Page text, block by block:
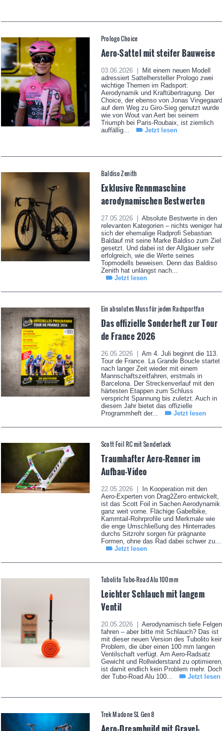
Prologo Choice
Aero-Sattel mit steifer Bauweise
03.06.2026 |
Mit einem neuen Modell
adressiert Sattelhersteller Prologo zwei
wichtige Themen im Radsport:
Aerodynamik und Kraftübertragung. Der
Choice, der ebenso von Jonas Vingegaard
auf dem Weg zu Giro-Sieg genutzt wurde
wie von Wout van Aert bei seinem
Triumph bei Paris-Roubaix, ist ziemlich
auffällig...
Jetzt lesen
Baldiso Zenith
Exklusive Rennmaschine
aerodynamischen Bestwerten
27.05.2026 |
Absolute Bestwerte in den
relevanten Kategorien – nichts weniger
sich der ehemalige Radprofi Sebastian
Baldauf mit seine Marke Baldiso zum Ziel
gesetzt. Und dabei ist der Allgäuer sehr
erfolgreich, wie die Werte seines
Topmodells beweisen. Denn das Baldiso
Zenith hat unlängst nach...
Jetzt lesen
Ein absolutes Muss für jeden Radsportfan
Das offizielle Sonderheft zur Tour
de France 2026
26.05.2026 |
Am 4. Juli beginnt die 113.
Tour de France. La Grande Boucle startet
nach langer Zeit wieder mit einem
Mannschaftszeitfahren, erstmals in
Barcelona. Der Streckenverlauf mit den
härtesten Etappen zum Schluss
verspricht Spannung bis zuletzt. Auch in
diesem Jahr bietet das offizielle
Programmheft der...
Jetzt lesen
Scott Foil RC mit Sonderlack
Traumhafter Aero-Renner im
Aufbau-Video
22.05.2026 |
In Kooperation mit den
Aero-Experten von Drag2Zero entwickelt,
ist das Scott Foil in Sachen Aerodynamik
ganz weit vorne. Flächige Gabelbike,
Kammtail-Rohrprofile und Merkmale wie
die enge Umschließung des Hinterrades
durchs Sitzrohr sorgen für prägnante
Formen, ohne das Rad dabei schwer zu...
Jetzt lesen
Tubolito Tubo-Road Alu 100 mm
Leichter Schlauch mit langem
Ventil
20.05.2026 |
Aerodynamisch tiefe Felgen
fahren – aber bitte mit Schlauch? Das ist
mit dieser neuen Version des Tubolito
Problem, die über einen 100 mm langen
Ventilschaft verfügt. Am Aero-Radsatz
Gewicht und Rollwiderstand zu
ist damit endlich kein Problem mehr. Doch
der Tubo-Road Alu 100...
Jetzt lesen
Trek Madone SL Gen 8